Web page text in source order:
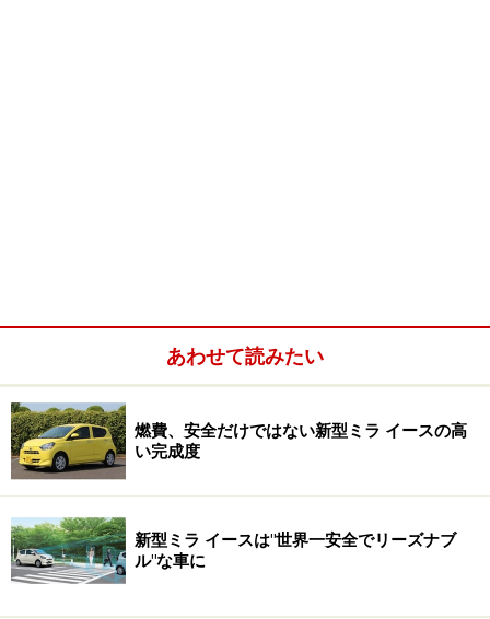
あわせて読みたい
燃費、安全だけではない新型ミラ イースの高
い完成度
新型ミラ イースは"世界一安全でリーズナブ
ル"な車に